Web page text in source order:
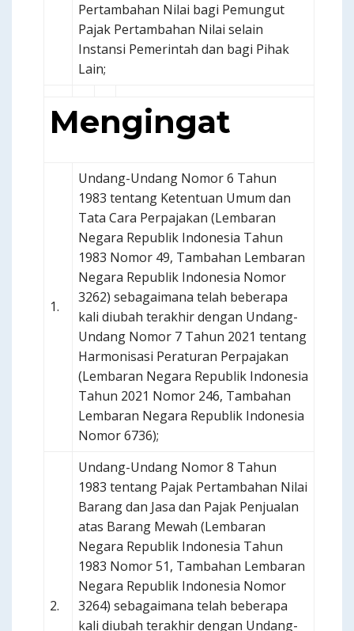
Pertambahan Nilai bagi Pemungut
Pajak Pertambahan Nilai selain
Instansi Pemerintah dan bagi Pihak
Lain;
Mengingat
1.
Undang-Undang Nomor 6 Tahun
1983 tentang Ketentuan Umum dan
Tata Cara Perpajakan (Lembaran
Negara Republik Indonesia Tahun
1983 Nomor 49, Tambahan Lembaran
Negara Republik Indonesia Nomor
3262) sebagaimana telah beberapa
kali diubah terakhir dengan Undang-
Undang Nomor 7 Tahun 2021 tentang
Harmonisasi Peraturan Perpajakan
(Lembaran Negara Republik Indonesia
Tahun 2021 Nomor 246, Tambahan
Lembaran Negara Republik Indonesia
Nomor 6736);
2.
Undang-Undang Nomor 8 Tahun
1983 tentang Pajak Pertambahan Nilai
Barang dan Jasa dan Pajak Penjualan
atas Barang Mewah (Lembaran
Negara Republik Indonesia Tahun
1983 Nomor 51, Tambahan Lembaran
Negara Republik Indonesia Nomor
3264) sebagaimana telah beberapa
kali diubah terakhir dengan Undang-